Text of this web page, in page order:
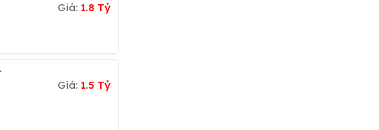
Giá: 1.8 Tỷ
Giá: 1.5 Tỷ